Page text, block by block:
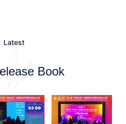
Latest
Book